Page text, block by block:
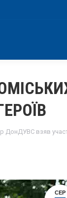
ДонДУВС взяв
СЕР